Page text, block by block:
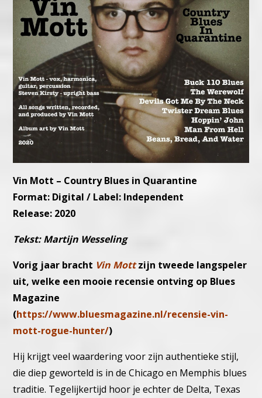
Vin Mott – Country Blues in Quarantine
Format: Digital / Label: Independent
Release: 2020
Tekst: Martijn Wesseling
Vorig jaar bracht Vin Mottzijn tweede langspeler
uit, welke een mooie recensie ontving op Blues
Magazine
(https://www.bluesmagazine.nl/recensie-vin-
mott-rogue-hunter/)
Hij krijgt veel waardering voor zijn authentieke stijl,
die diep geworteld is in de Chicago en Memphis blues
traditie. Tegelijkertijd hoor je echter de Delta, Texas